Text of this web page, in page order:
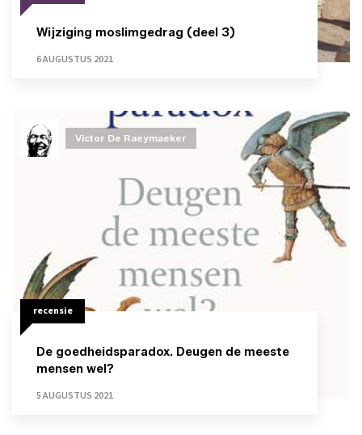
Wijziging moslimgedrag (deel 3)
6 AUGUSTUS 2021
recensie
De goedheidsparadox. Deugen de meeste
mensen wel?
5 AUGUSTUS 2021
Victor De Raeymaeker